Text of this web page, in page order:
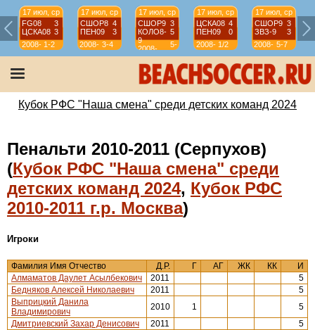
17 июл, ср
FG08
3
ЦСКА08 3
2008-
2009
1-2
17 июл, ср
СШОР8 4
ПЕН09
3
2008-
2009
3-4
17 июл, ср
СШОР9 3
КОЛО8-
9
5
2008-
2009
5-
7
17 июл, ср
ЦСКА08 4
ПЕН09
0
2008-
2009
1/2
17 июл, ср
СШОР9 3
ЗВЗ-9
3
2008-
2009
5-7
Кубок РФС "Наша смена" среди детских команд 2024
Пенальти 2010-2011 (Серпухов)
(Кубок РФС "Наша смена" среди
детских команд 2024, Кубок РФС
2010-2011 г.р. Москва)
Игроки
Фамилия Имя Отчество Д.Р. Г АГ ЖК КК
И
Алмаматов Даулет Асылбекович
2011
5
Бедняков Алексей Николаевич
2011
5
Выприцкий Данила
Владимирович
2010 1
5
Дмитриевский Захар Денисович
2011
5